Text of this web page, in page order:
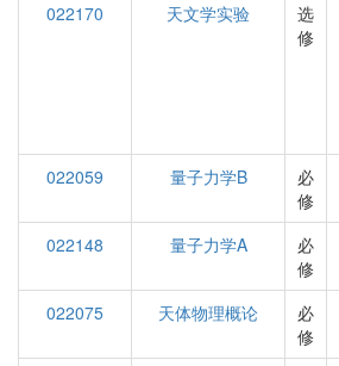
022170
天文学实验
选
修
022059
量子力学B
必
修
022148
量子力学A
必
修
022075
天体物理概论
必
修